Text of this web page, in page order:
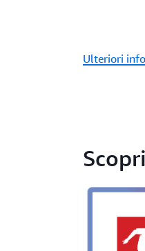
Ulteriori